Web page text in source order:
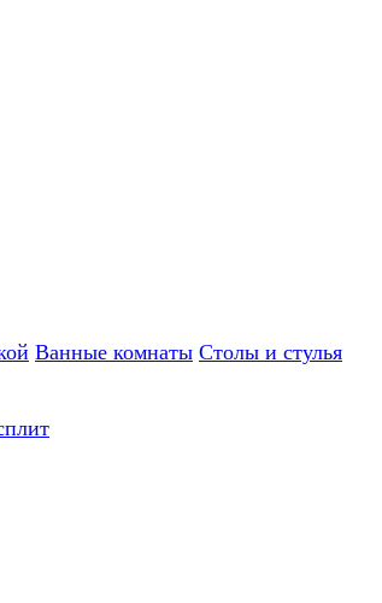
Ванные комнаты Столы и стулья